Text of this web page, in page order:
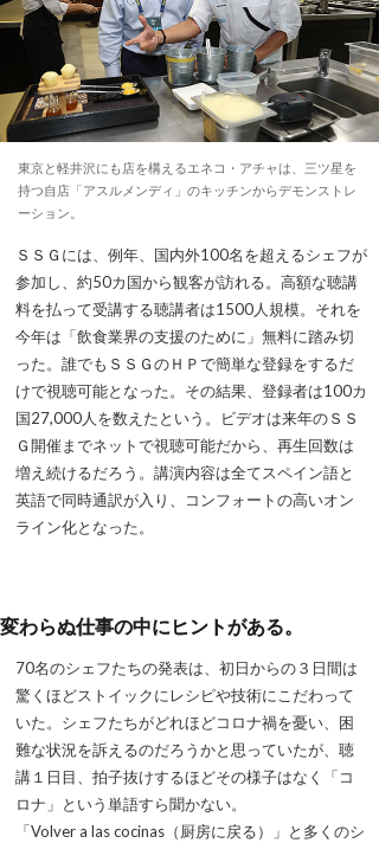
東京と軽井沢にも店を構えるエネコ・アチャは、三ツ星を
持つ自店「アスルメンディ」のキッチンからデモンストレ
ーション。
ＳＳＧには、例年、国内外100名を超えるシェフが
参加し、約50カ国から観客が訪れる。高額な聴講
料を払って受講する聴講者は1500人規模。それを
今年は「飲食業界の支援のために」無料に踏み切
った。誰でもＳＳＧのＨＰで簡単な登録をするだ
けで視聴可能となった。その結果、登録者は100カ
国27,000人を数えたという。ビデオは来年のＳＳ
Ｇ開催までネットで視聴可能だから、再生回数は
増え続けるだろう。講演内容は全てスペイン語と
英語で同時通訳が入り、コンフォートの高いオン
ライン化となった。
変わらぬ仕事の中にヒントがある。
70名のシェフたちの発表は、初日からの３日間は
驚くほどストイックにレシピや技術にこだわって
いた。シェフたちがどれほどコロナ禍を憂い、困
難な状況を訴えるのだろうかと思っていたが、聴
講１日目、拍子抜けするほどその様子はなく「コ
ロナ」という単語すら聞かない。
「Volver a las cocinas（厨房に戻る）」と多くのシ